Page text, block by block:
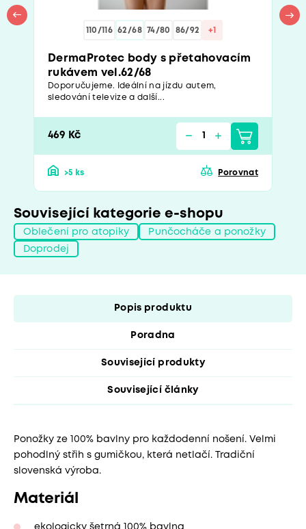
110/116 62/68 74/80 86/92 +1
DermaProtec body s přetahovacím
rukávem vel.62/68
Doporučujeme. Ideální na jízdu autem,
sledování televize a další...
469 Kč
>5 ks Porovnat
Související kategorie e-shopu
Oblečení pro atopiky Punčocháče a ponožky
Doprodej
Popis produktu
Poradna
Související produkty
Související články
Ponožky ze 100% bavlny pro každodenní nošení. Velmi
pohodlný střih s gumičkou, která netlačí. Tradiční
slovenská výroba.
Materiál
ekologicky šetrná 100% bavlna